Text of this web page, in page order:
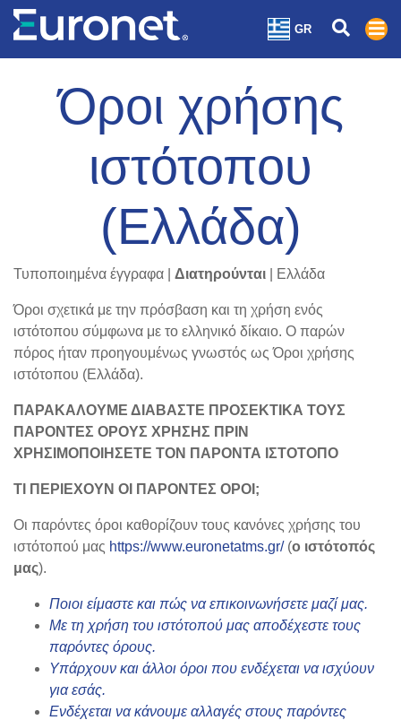
GR
Όροι χρήσης
ιστότοπου
(Ελλάδα)
Τυποποιημένα έγγραφα | Διατηρούνται | Ελλάδα
Όροι σχετικά με την πρόσβαση και τη χρήση ενός
ιστότοπου σύμφωνα με το ελληνικό δίκαιο. Ο παρών
πόρος ήταν προηγουμένως γνωστός ως Όροι χρήσης
ιστότοπου (Ελλάδα).
ΠΑΡΑΚΑΛΟΥΜΕ ΔΙΑΒΑΣΤΕ ΠΡΟΣΕΚΤΙΚΑ ΤΟΥΣ
ΠΑΡΟΝΤΕΣ ΟΡΟΥΣ ΧΡΗΣΗΣ ΠΡΙΝ
ΧΡΗΣΙΜΟΠΟΙΗΣΕΤΕ ΤΟΝ ΠΑΡΟΝΤΑ ΙΣΤΟΤΟΠΟ
ΤΙ ΠΕΡΙΕΧΟΥΝ ΟΙ ΠΑΡΟΝΤΕΣ ΟΡΟΙ;
Οι παρόντες όροι καθορίζουν τους κανόνες χρήσης του
ιστότοπού μας https://www.euronetatms.gr/(ο ιστότοπός
μας).
Ποιοι είμαστε και πώς να επικοινωνήσετε μαζί μας.
Με τη χρήση του ιστότοπού μας αποδέχεστε τους
παρόντες όρους.
Υπάρχουν και άλλοι όροι που ενδέχεται να ισχύουν
για εσάς.
Ενδέχεται να κάνουμε αλλαγές στους παρόντες